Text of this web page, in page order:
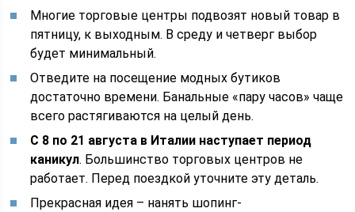
Многие торговые центры подвозят новый товар в
пятницу, к выходным. В среду и четверг выбор
будет минимальный.
Отведите на посещение модных бутиков
достаточно времени. Банальные «пару часов» чаще
всего растягиваются на целый день.
С 8 по 21 августа в Италии наступает период
каникул. Большинство торговых центров не
работает. Перед поездкой уточните эту деталь.
Прекрасная идея – нанять шопинг-